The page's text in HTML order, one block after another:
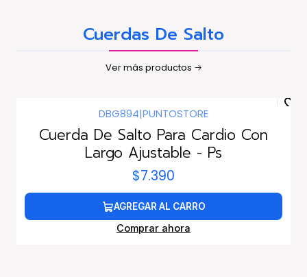
Cuerdas De Salto
Ver más productos
DBG894|PUNTOSTORE
Cuerda De Salto Para Cardio Con
Largo Ajustable - Ps
$7.390
AGREGAR AL CARRO
Comprar ahora